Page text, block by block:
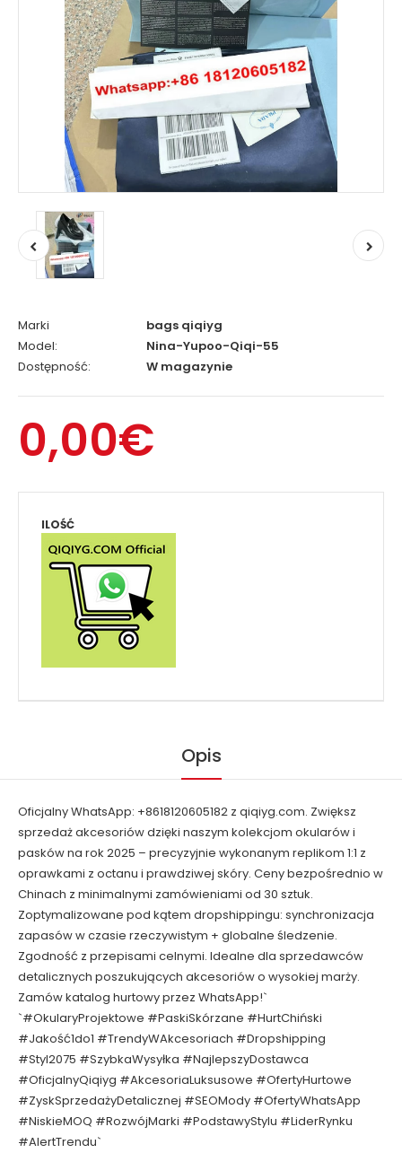
Marki
bags qiqiyg
Model:
Nina-Yupoo-Qiqi-55
Dostępność:
W magazynie
0,00€
ILOŚĆ
Opis
Oficjalny WhatsApp: +8618120605182 z qiqiyg.com. Zwiększ
sprzedaż akcesoriów dzięki naszym kolekcjom okularów i
pasków na rok 2025 – precyzyjnie wykonanym replikom 1:1 z
oprawkami z octanu i prawdziwej skóry. Ceny bezpośrednio w
Chinach z minimalnymi zamówieniami od 30 sztuk.
Zoptymalizowane pod kątem dropshippingu: synchronizacja
zapasów w czasie rzeczywistym + globalne śledzenie.
Zgodność z przepisami celnymi. Idealne dla sprzedawców
detalicznych poszukujących akcesoriów o wysokiej marży.
Zamów katalog hurtowy przez WhatsApp!`
`#OkularyProjektowe #PaskiSkórzane #HurtChiński
#Jakość1do1 #TrendyWAkcesoriach #Dropshipping
#Styl2075 #SzybkaWysyłka #NajlepszyDostawca
#OficjalnyQiqiyg #AkcesoriaLuksusowe #OfertyHurtowe
#ZyskSprzedażyDetalicznej #SEOMody #OfertyWhatsApp
#NiskieMOQ #RozwójMarki #PodstawyStylu #LiderRynku
#AlertTrendu`